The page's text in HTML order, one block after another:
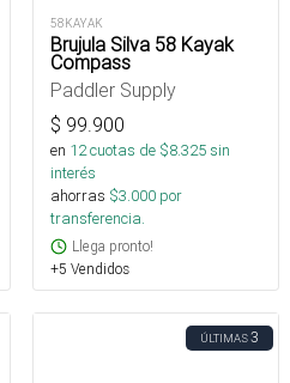
58KAYAK
Brujula Silva 58 Kayak
Compass
Paddler Supply
$ 99.900
en 12cuotas de $8.325sin
interés
ahorras $3.000 por
transferencia.
Llega pronto!
+5 Vendidos
ÚLTIMAS3